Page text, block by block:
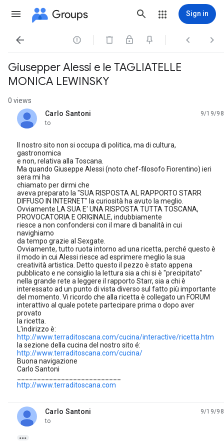
Groups Sign in
   
Giusepper Alessi e le TAGLIATELLE
MONICA LEWINSKY
0 views
Carlo Santoni
unread,
9/19/98
to
Il nostro sito non si occupa di politica, ma di cultura,
gastronomica
e non, relativa alla Toscana.
Ma quando Giuseppe Alessi (noto chef-filosofo Fiorentino) ieri
sera mi ha
chiamato per dirmi che
aveva preparato la "SUA RISPOSTA AL RAPPORTO STARR
DIFFUSO IN INTERNET" la curiosità ha avuto la meglio.
Ovviamente LA SUA E' UNA RISPOSTA TUTTA TOSCANA,
PROVOCATORIA E ORIGINALE, indubbiamente
riesce a non confondersi con il mare di banalità in cui
navighiamo
da tempo grazie al Sexgate.
Ovviamente, tutto ruota intorno ad una ricetta, perché questo è
il modo in cui Alessi riesce ad esprimere meglio la sua
creatività artistica. Detto questo il pezzo è stato appena
pubblicato e ne consiglio la lettura sia a chi si è "precipitato"
nella grande rete a leggere il rapporto Starr, sia a chi è
interessato ad un punto di vista diverso sul fatto più importante
del momento. Vi ricordo che alla ricetta è collegato un FORUM
interattivo al quale potete partecipare prima o dopo aver
provato
la ricetta.
L'indirizzo è:
http://www.terraditoscana.com/cucina/interactive/ricetta.htm
la sezione della cucina del nostro sito é:
http://www.terraditoscana.com/cucina/
Buona navigazione
Carlo Santoni
http://www.terraditoscana.com
Carlo Santoni
unread,
9/19/98
to
